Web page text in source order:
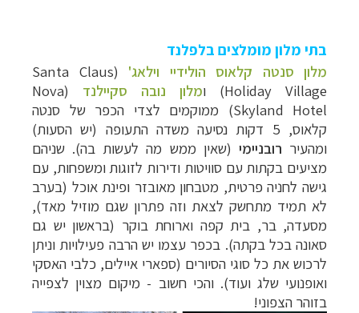
בתי מלון מומלצים בלפלנד
מלון סנטה קלאוס הולידיי וילאג' (
Santa Claus
Holiday Village) ומלון נובה סקיילנד (
Nova
Skyland Hotel) ממוקמים לצדי הכפר של סנטה
קלאוס, 5 דקות נסיעה משדה התעופה (יש הסעות)
ומהעיר רובניימי (שאין ממש מה לעשות בה). שניהם
מציעים בקתות עם סוויטות ודירות לזוגות ומשפחות, עם
גישה לחניה פרטית, מטבחון מאובזר ופינת אוכל (בערב
לא תמיד מתחשק לצאת וזה פתרון שגם מוזיל מאד),
מסעדה, בר, בית קפה וארוחת בוקר (בראשון יש גם
סאונה בכל בקתה). בכפר עצמו יש הרבה פעילויות וניתן
לרכוש את כל סוגי הסיורים (ספארי איילים, כלבי האסקי
ואופנועי שלג ועוד). והכי חשוב - מיקום מצוין לצפייה
בזוהר הצפוני!